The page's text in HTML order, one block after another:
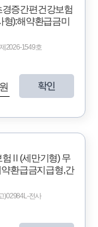
경증간편건강보험
형):해약환급금미
2026-1549호
확인
험Ⅱ(세만기형) 무
환급금지급형,간
)02984L-전사